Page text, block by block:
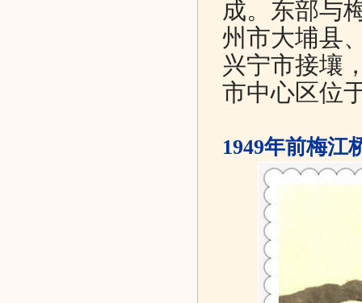
成。东部与
州市大埔县
兴宁市接壤
市中心区位
1949年前梅江